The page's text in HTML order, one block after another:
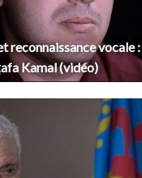
reconnaissance vocale :
Kamal (vidéo)